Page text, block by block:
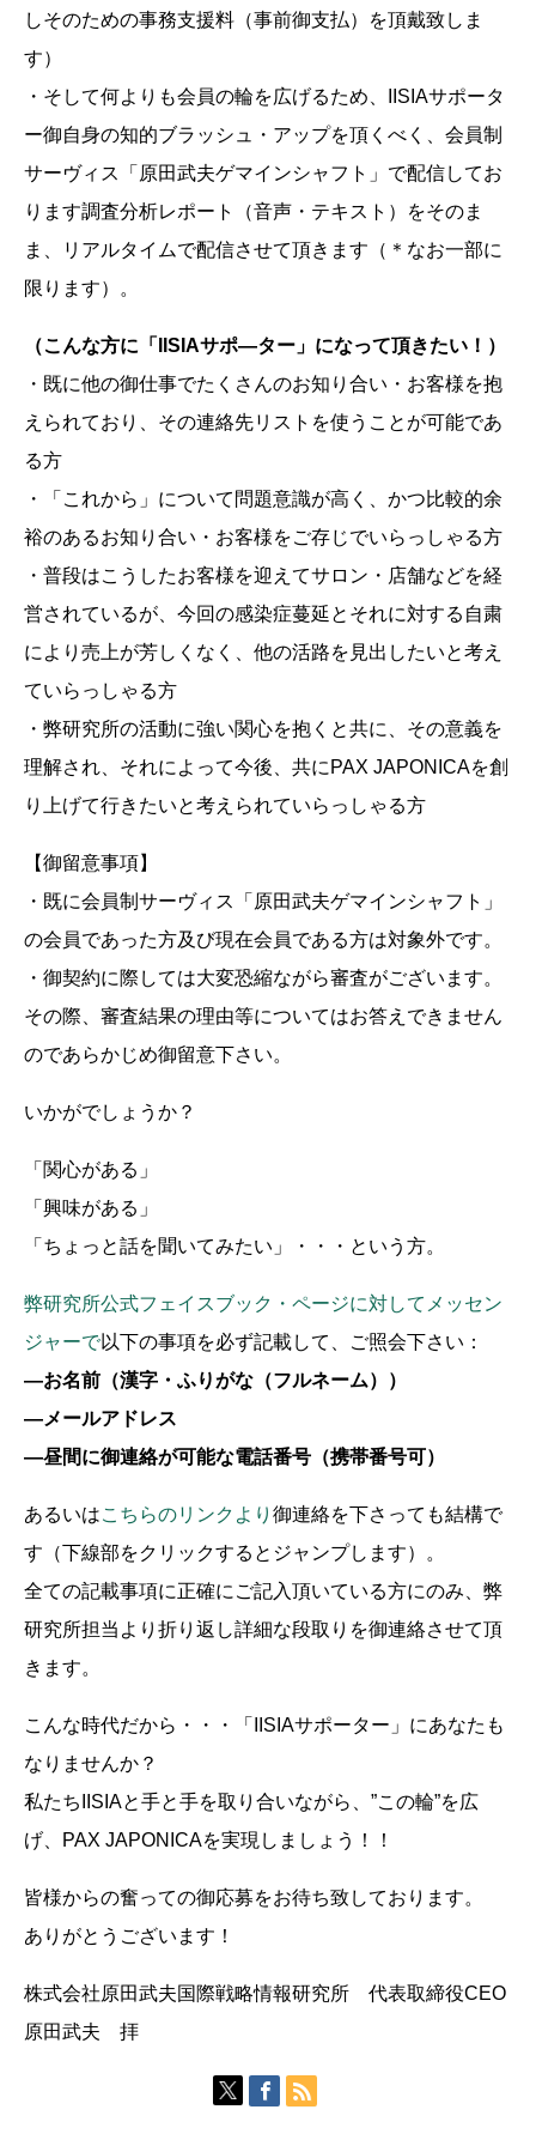
しそのための事務支援料（事前御支払）を頂戴致しま
す）
・そして何よりも会員の輪を広げるため、IISIAサポータ
ー御自身の知的ブラッシュ・アップを頂くべく、会員制
サーヴィス「原田武夫ゲマインシャフト」で配信してお
ります調査分析レポート（音声・テキスト）をそのま
ま、リアルタイムで配信させて頂きます（＊なお一部に
限ります）。
（こんな方に「IISIAサポ―ター」になって頂きたい！）
・既に他の御仕事でたくさんのお知り合い・お客様を抱
えられており、その連絡先リストを使うことが可能であ
る方
・「これから」について問題意識が高く、かつ比較的余
裕のあるお知り合い・お客様をご存じでいらっしゃる方
・普段はこうしたお客様を迎えてサロン・店舗などを経
営されているが、今回の感染症蔓延とそれに対する自粛
により売上が芳しくなく、他の活路を見出したいと考え
ていらっしゃる方
・弊研究所の活動に強い関心を抱くと共に、その意義を
理解され、それによって今後、共にPAX JAPONICAを創
り上げて行きたいと考えられていらっしゃる方
【御留意事項】
・既に会員制サーヴィス「原田武夫ゲマインシャフト」
の会員であった方及び現在会員である方は対象外です。
・御契約に際しては大変恐縮ながら審査がございます。
その際、審査結果の理由等についてはお答えできません
のであらかじめ御留意下さい。
いかがでしょうか？
「関心がある」
「興味がある」
「ちょっと話を聞いてみたい」・・・という方。
弊研究所公式フェイスブック・ページに対してメッセン
ジャーで以下の事項を必ず記載して、ご照会下さい：
―お名前（漢字・ふりがな（フルネーム））
―メールアドレス
―昼間に御連絡が可能な電話番号（携帯番号可）
あるいはこちらのリンクより 御連絡を下さっても結構で
す（下線部をクリックするとジャンプします）。
全ての記載事項に正確にご記入頂いている方にのみ、弊
研究所担当より折り返し詳細な段取りを御連絡させて頂
きます。
こんな時代だから・・・「IISIAサポーター」にあなたも
なりませんか？
私たちIISIAと手と手を取り合いながら、”この輪”を広
げ、PAX JAPONICAを実現しましょう！！
皆様からの奮っての御応募をお待ち致しております。
ありがとうございます！
株式会社原田武夫国際戦略情報研究所 代表取締役CEO
原田武夫 拝